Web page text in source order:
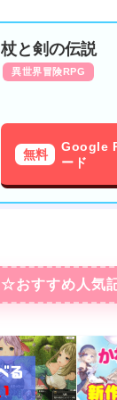
杖と剣の伝説
異世界冒険RPG
無料
Google
ード
☆おすすめ人気